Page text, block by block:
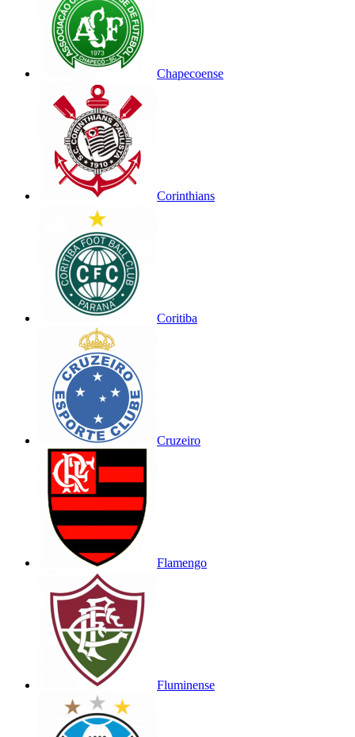
Chapecoense
Corinthians
Coritiba
Cruzeiro
Flamengo
Fluminense